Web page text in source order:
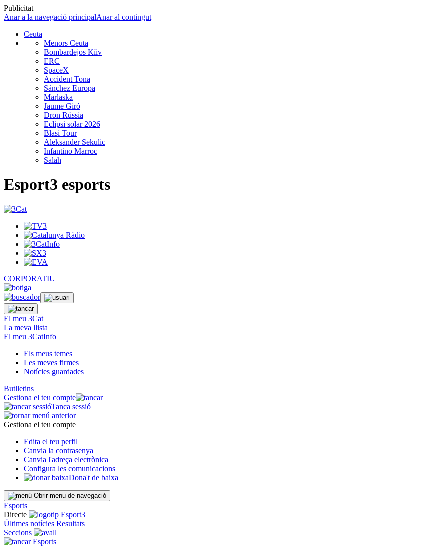
Publicitat
Anar a la navegació principalAnar al contingut
Ceuta
Menors Ceuta
Bombardejos Kíiv
ERC
SpaceX
Accident Tona
Sánchez Europa
Marlaska
Jaume Giró
Dron Rússia
Eclipsi solar 2026
Blasi Tour
Aleksander Sekulic
Infantino Marroc
Salah
Esport3 esports
CORPORATIU
El meu 3Cat
La meva llista
El meu 3CatInfo
Els meus temes
Les meves firmes
Notícies guardades
Butlletins
Gestiona el teu compte
Tanca sessió
Gestiona el teu compte
Edita el teu perfil
Canvia la contrasenya
Canvia l'adreça electrònica
Configura les comunicacions
Dona't de baixa
Obrir menu de navegació
Esports
Directe
Últimes notícies Resultats
Seccions
Esports